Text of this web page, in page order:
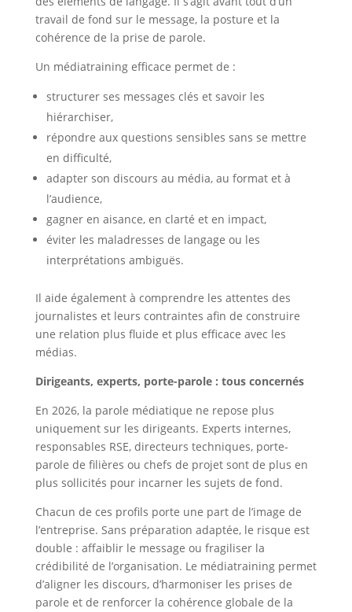
travail de fond sur le message, la posture et la
cohérence de la prise de parole.
Un médiatraining efficace permet de :
structurer ses messages clés et savoir les
hiérarchiser,
répondre aux questions sensibles sans se mettre
en difficulté,
adapter son discours au média, au format et à
l’audience,
gagner en aisance, en clarté et en impact,
éviter les maladresses de langage ou les
interprétations ambiguës.
Il aide également à comprendre les attentes des
journalistes et leurs contraintes afin de construire
une relation plus fluide et plus efficace avec les
médias.
Dirigeants, experts, porte-parole : tous concernés
En 2026, la parole médiatique ne repose plus
uniquement sur les dirigeants. Experts internes,
responsables RSE, directeurs techniques, porte-
parole de filières ou chefs de projet sont de plus en
plus sollicités pour incarner les sujets de fond.
Chacun de ces profils porte une part de l’image de
l’entreprise. Sans préparation adaptée, le risque est
double : affaiblir le message ou fragiliser la
crédibilité de l’organisation. Le médiatraining permet
d’aligner les discours, d’harmoniser les prises de
parole et de renforcer la cohérence globale de la